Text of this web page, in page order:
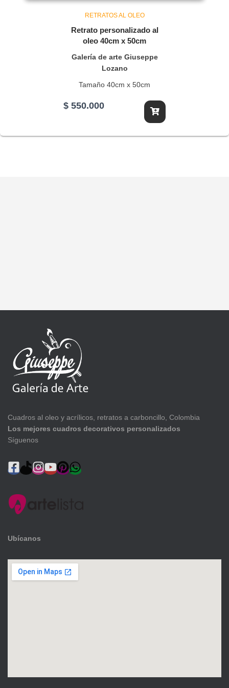
RETRATOS AL OLEO
Retrato personalizado al
oleo 40cm x 50cm
Galería de arte Giuseppe
Lozano
Tamaño 40cm x 50cm
$ 550.000
Cuadros al oleo y acrílicos, retratos a carboncillo, Colombia
Los mejores cuadros decorativos personalizados
Síguenos
Ubícanos